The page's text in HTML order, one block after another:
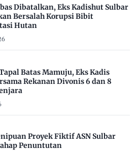
Dibatalkan, Eks Kadishut Sulbar
Bersalah Korupsi Bibit
Hutan
Batas Mamuju, Eks Kadis
Rekanan Divonis 6 dan 8
Proyek Fiktif ASN Sulbar
Penuntutan